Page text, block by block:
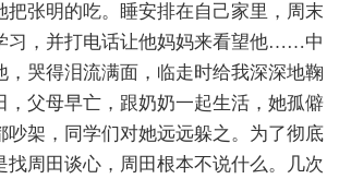
把张明的吃。睡安排在自己家里，周末
习，并打电话让他妈妈来看望他……中
，哭得泪流满面，临走时给我深深地鞠
，父母早亡，跟奶奶一起生活，她孤僻
吵架，同学们对她远远躲之。为了彻底
找周田谈心，周田根本不说什么。几次